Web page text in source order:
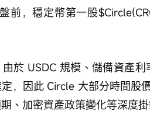
前，穩定幣第一股
於 USDC 規模、儲備資產
，因此 Circle 大部分時間股
、加密資產政策變化等深度掛